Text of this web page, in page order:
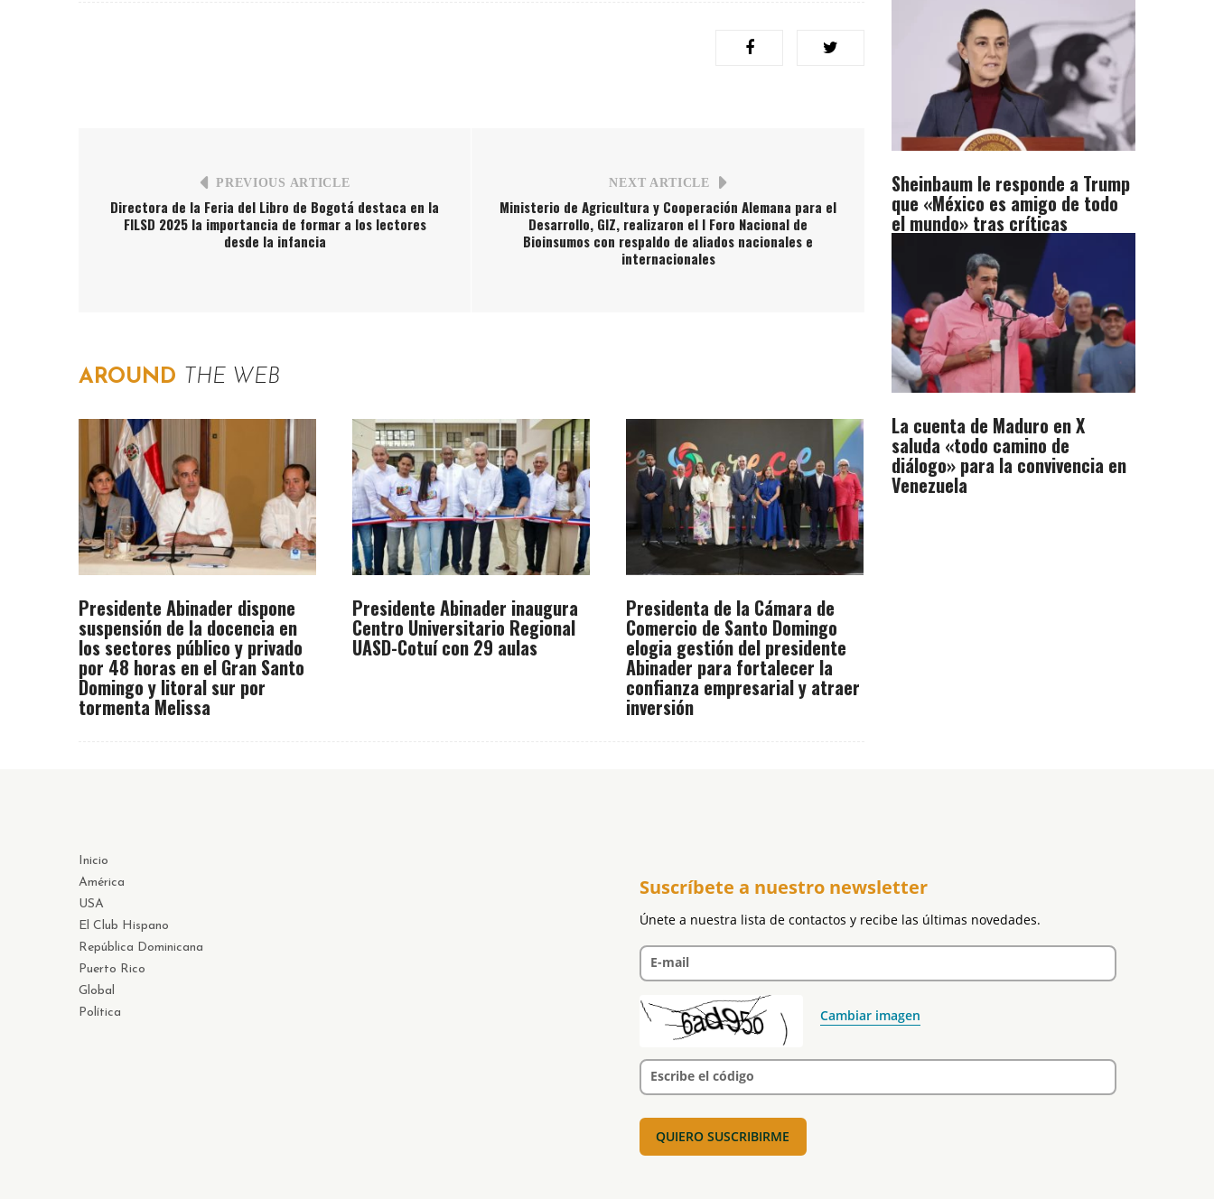
PREVIOUS ARTICLE
Directora de la Feria del Libro de Bogotá destaca en la
FILSD 2025 la importancia de formar a los lectores
desde la infancia
NEXT ARTICLE
Ministerio de Agricultura y Cooperación Alemana para el
Desarrollo, GIZ, realizaron el I Foro Nacional de
Bioinsumos con respaldo de aliados nacionales e
internacionales
AROUND THE WEB
Presidente Abinader dispone
suspensión de la docencia en
los sectores público y privado
por 48 horas en el Gran Santo
Domingo y litoral sur por
tormenta Melissa
Presidente Abinader inaugura
Centro Universitario Regional
UASD-Cotuí con 29 aulas
Presidenta de la Cámara de
Comercio de Santo Domingo
elogia gestión del presidente
Abinader para fortalecer la
confianza empresarial y atraer
inversión
Sheinbaum le responde a Trump
que «México es amigo de todo
el mundo» tras críticas
La cuenta de Maduro en X
saluda «todo camino de
diálogo» para la convivencia en
Venezuela
Inicio
América
USA
El Club Hispano
República Dominicana
Puerto Rico
Global
Política
Suscríbete a nuestro newsletter
Únete a nuestra lista de contactos y recibe las últimas novedades.
E-mail
Cambiar imagen
Escribe el código